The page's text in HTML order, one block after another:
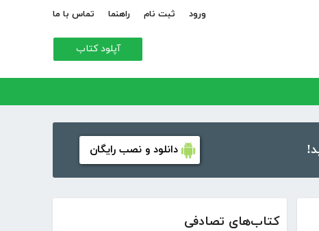
ورود ثبت نام راهنما تماس با ما
آپلود کتاب
دانلود و نصب رایگان
کتاب‌های تصادفی